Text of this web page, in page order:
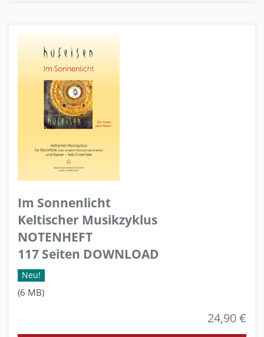
Im Sonnenlicht
Keltischer Musikzyklus
NOTENHEFT
117 Seiten DOWNLOAD
Neu!
(6 MB)
24,90 €